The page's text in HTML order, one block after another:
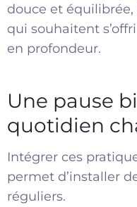
douce et
qui souhaitent
en profondeur.
Une pause
quotidien
Intégrer ces
permet d’installer
réguliers.